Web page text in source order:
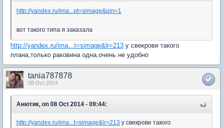
http://yandex.ru/ima...pt=simage&pin=1
вот такого типа я заказала
http://yandex.ru/ima...t=simage&lr=213 у свекрови такого
плана,только раковина одна,очень не удобно
tania787878
08 Oct 2014
Анютик, on 08 Oct 2014 - 09:44:
http://yandex.ru/ima...t=simage&lr=213 у свекрови такого